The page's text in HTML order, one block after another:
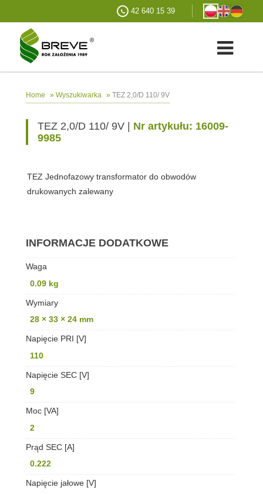
42 640 15 39
Home » Wyszukiwarka » TEZ 2,0/D 110/ 9V
TEZ 2,0/D 110/ 9V | Nr artykułu: 16009-
9985
TEZ Jednofazowy transformator do obwodów
drukowanych zalewany
INFORMACJE DODATKOWE
Waga
0.09 kg
Wymiary
28 × 33 × 24 mm
Napięcie PRI [V]
110
Napięcie SEC [V]
9
Moc [VA]
2
Prąd SEC [A]
0.222
Napięcie jałowe [V]